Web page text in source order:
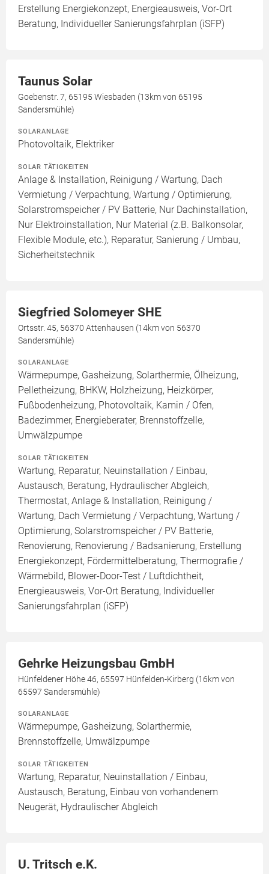
Erstellung Energiekonzept, Energieausweis, Vor-Ort
Beratung, Individueller Sanierungsfahrplan (iSFP)
Taunus Solar
Goebenstr. 7, 65195 Wiesbaden (13km von 65195
Sandersmühle)
SOLARANLAGE
Photovoltaik, Elektriker
SOLAR TÄTIGKEITEN
Anlage & Installation, Reinigung / Wartung, Dach
Vermietung / Verpachtung, Wartung / Optimierung,
Solarstromspeicher / PV Batterie, Nur Dachinstallation,
Nur Elektroinstallation, Nur Material (z.B. Balkonsolar,
Flexible Module, etc.), Reparatur, Sanierung / Umbau,
Sicherheitstechnik
Siegfried Solomeyer SHE
Ortsstr. 45, 56370 Attenhausen (14km von 56370
Sandersmühle)
SOLARANLAGE
Wärmepumpe, Gasheizung, Solarthermie, Ölheizung,
Pelletheizung, BHKW, Holzheizung, Heizkörper,
Fußbodenheizung, Photovoltaik, Kamin / Ofen,
Badezimmer, Energieberater, Brennstoffzelle,
Umwälzpumpe
SOLAR TÄTIGKEITEN
Wartung, Reparatur, Neuinstallation / Einbau,
Austausch, Beratung, Hydraulischer Abgleich,
Thermostat, Anlage & Installation, Reinigung /
Wartung, Dach Vermietung / Verpachtung, Wartung /
Optimierung, Solarstromspeicher / PV Batterie,
Renovierung, Renovierung / Badsanierung, Erstellung
Energiekonzept, Fördermittelberatung, Thermografie /
Wärmebild, Blower-Door-Test / Luftdichtheit,
Energieausweis, Vor-Ort Beratung, Individueller
Sanierungsfahrplan (iSFP)
Gehrke Heizungsbau GmbH
Hünfeldener Höhe 46, 65597 Hünfelden-Kirberg (16km von
65597 Sandersmühle)
SOLARANLAGE
Wärmepumpe, Gasheizung, Solarthermie,
Brennstoffzelle, Umwälzpumpe
SOLAR TÄTIGKEITEN
Wartung, Reparatur, Neuinstallation / Einbau,
Austausch, Beratung, Einbau von vorhandenem
Neugerät, Hydraulischer Abgleich
U. Tritsch e.K.